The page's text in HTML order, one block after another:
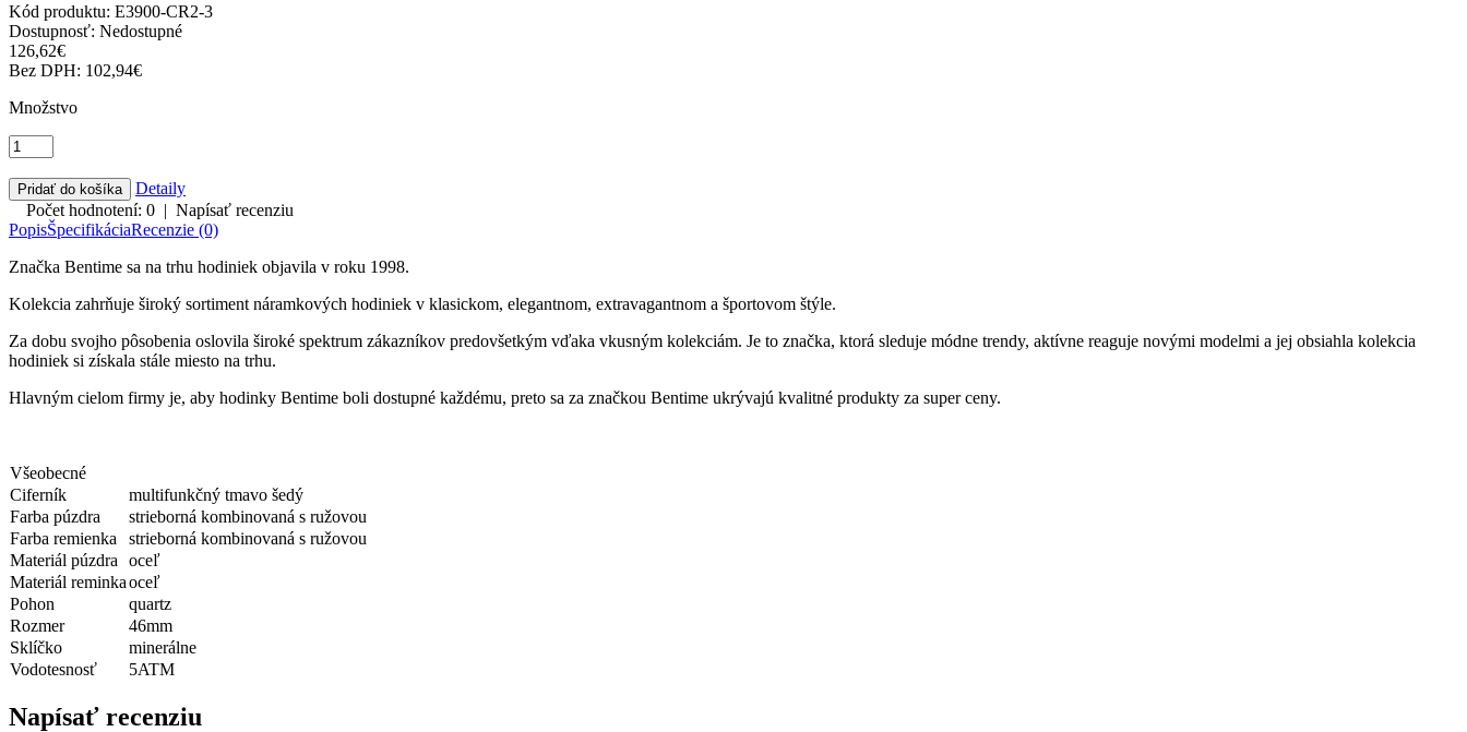
Kód produktu: E3900-CR2-3
Dostupnosť: Nedostupné
126,62€
Bez DPH: 102,94€
Množstvo
Detaily
Počet hodnotení: 0 | Napísať recenziu
PopisŠpecifikáciaRecenzie (0)
Značka Bentime sa na trhu hodiniek objavila v roku 1998.
Kolekcia zahrňuje široký sortiment náramkových hodiniek v klasickom, elegantnom, extravagantnom a športovom štýle.
Za dobu svojho pôsobenia oslovila široké spektrum zákazníkov predovšetkým vďaka vkusným kolekciám. Je to značka, ktorá sleduje módne trendy, aktívne reaguje novými modelmi a jej obsiahla kolekcia
hodiniek si získala stále miesto na trhu.
Hlavným cielom firmy je, aby hodinky Bentime boli dostupné každému, preto sa za značkou Bentime ukrývajú kvalitné produkty za super ceny.
Všeobecné
Ciferník
multifunkčný tmavo šedý
Farba púzdra
strieborná kombinovaná s ružovou
Farba remienka
strieborná kombinovaná s ružovou
Materiál púzdra
oceľ
Materiál reminkaoceľ
Pohon
quartz
Rozmer
46mm
Sklíčko
minerálne
Vodotesnosť
5ATM
Napísať recenziu